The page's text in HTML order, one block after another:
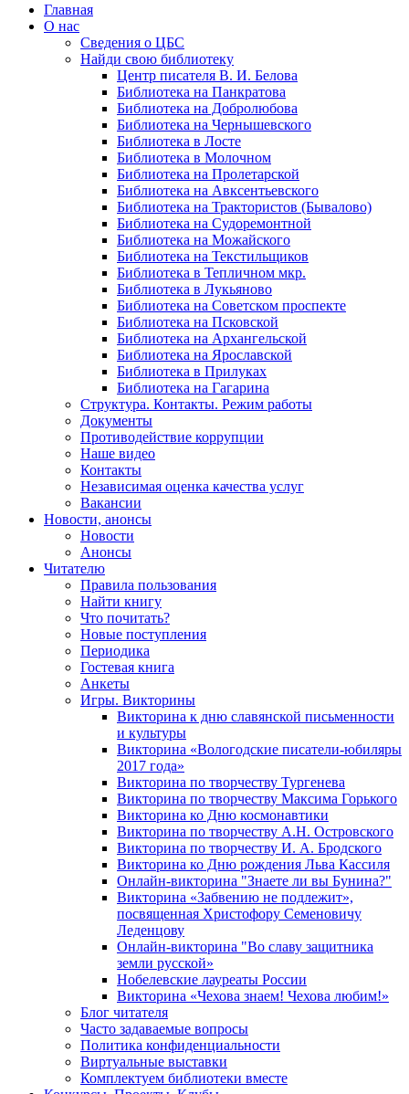
Главная
О нас
Сведения о ЦБС
Найди свою библиотеку
Центр писателя В. И. Белова
Библиотека на Панкратова
Библиотека на Добролюбова
Библиотека на Чернышевского
Библиотека в Лосте
Библиотека в Молочном
Библиотека на Пролетарской
Библиотека на Авксентьевского
Библиотека на Трактористов (Бывалово)
Библиотека на Судоремонтной
Библиотека на Можайского
Библиотека на Текстильщиков
Библиотека в Тепличном мкр.
Библиотека в Лукьяново
Библиотека на Советском проспекте
Библиотека на Псковской
Библиотека на Архангельской
Библиотека на Ярославской
Библиотека в Прилуках
Библиотека на Гагарина
Структура. Контакты. Режим работы
Документы
Противодействие коррупции
Наше видео
Контакты
Независимая оценка качества услуг
Вакансии
Новости, анонсы
Новости
Анонсы
Читателю
Правила пользования
Найти книгу
Что почитать?
Новые поступления
Периодика
Гостевая книга
Анкеты
Игры. Викторины
Викторина к дню славянской письменности
и культуры
Викторина «Вологодские писатели-юбиляры
2017 года»
Викторина по творчеству Тургенева
Викторина по творчеству Максима Горького
Викторина ко Дню космонавтики
Викторина по творчеству А.Н. Островского
Викторина по творчеству И. А. Бродского
Викторина ко Дню рождения Льва Кассиля
Онлайн-викторина "Знаете ли вы Бунина?"
Викторина «Забвению не подлежит»,
посвященная Христофору Семеновичу
Леденцову
Онлайн-викторина "Во славу защитника
земли русской»
Нобелевские лауреаты России
Викторина «Чехова знаем! Чехова любим!»
Блог читателя
Часто задаваемые вопросы
Политика конфиденциальности
Виртуальные выставки
Комплектуем библиотеки вместе